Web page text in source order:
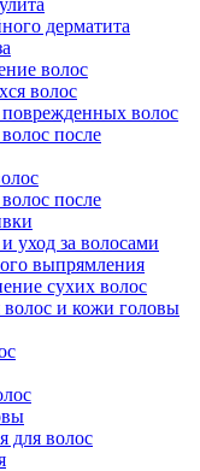
дерматита
волос
волос
волос
после
после
уход за волосами
выпрямления
сухих волос
волос и кожи головы
для волос